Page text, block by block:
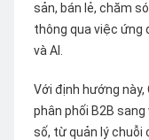
sản, bán lẻ, chăm
thông qua việc ứng
và AI.
Với định hướng
phân phối B2B
số, từ quản lý chuỗi